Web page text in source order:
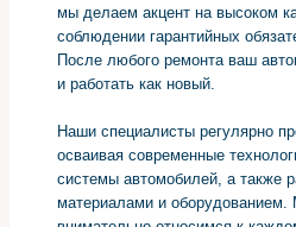
мы делаем акцент на высоком
соблюдении гарантийных
После любого ремонта ваш
и работать как новый.
Наши специалисты регулярно
осваивая современные
системы автомобилей, а также
материалами и